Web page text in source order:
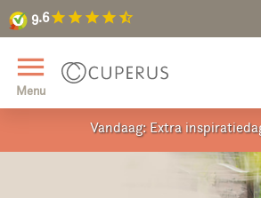
9.6star star star star star_half
9.6 Maak
menu
Menu
close
Vandaag: Extra